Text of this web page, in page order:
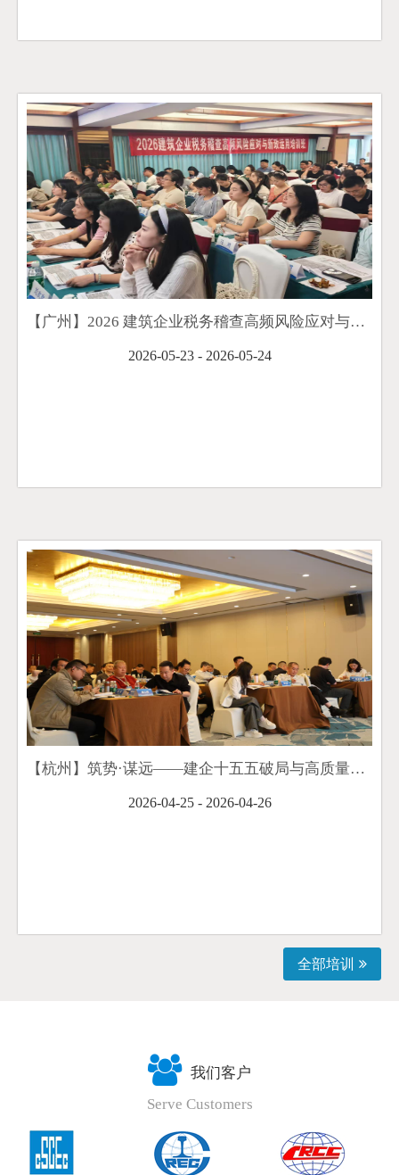
【广州】2026 建筑企业税务稽查高频风险应对与新政运用培训班顺利举办
2026-05-23 - 2026-05-24
【杭州】筑势·谋远——建企十五五破局与高质量发展培训班顺利举办
2026-04-25 - 2026-04-26
全部培训
我们客户
Serve Customers